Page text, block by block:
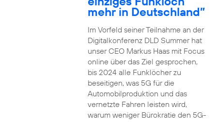
mehr in Deutschland”
Im Vorfeld seiner Teilnahme an der
Digitalkonferenz DLD Summer hat
unser CEO Markus Haas mit Focus
online über das Ziel gesprochen,
bis 2024 alle Funklöcher zu
beseitigen, was 5G für die
Automobilproduktion und das
vernetzte Fahren leisten wird,
warum weniger Bürokratie den 5G-